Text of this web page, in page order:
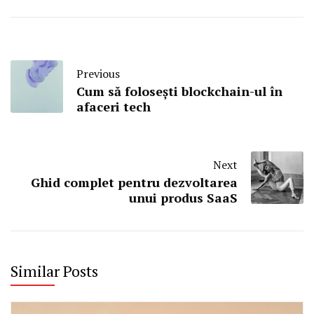
Previous
Cum să folosești blockchain-ul în
afaceri tech
Next
Ghid complet pentru dezvoltarea
unui produs SaaS
Similar Posts